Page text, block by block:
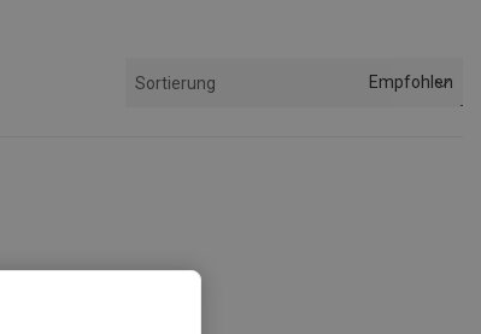
Sortierung Empfohlen